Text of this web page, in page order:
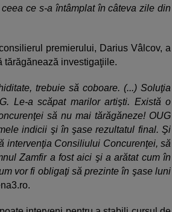
ce s-a întâmplat în câteva zile din
premierului, Darius Vâlcov, a
tărăgănează investigaţiile.
trebuie să coboare. (...) Soluţia
Le-a scăpat marilor artişti. Există o
să nu mai tărăgăneze! OUG
indicii şi în şase rezultatul final. Şi
intervenţia Consiliului Concurenţei, să
Zamfir a fost aici şi a arătat cum în
vor fi obligaţi să prezinte în şase luni